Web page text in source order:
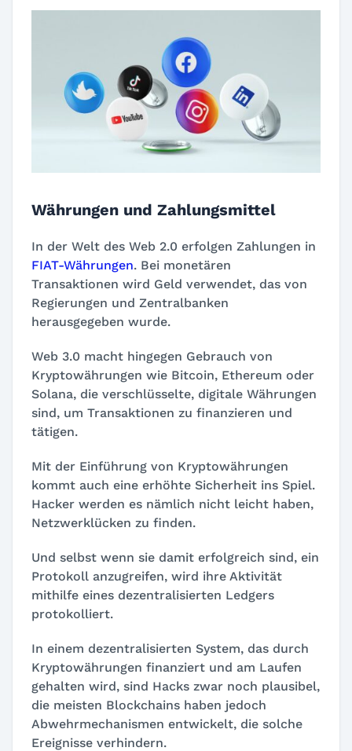
Währungen und Zahlungsmittel
In der Welt des Web 2.0 erfolgen Zahlungen in
FIAT-Währungen. Bei monetären
Transaktionen wird Geld verwendet, das von
Regierungen und Zentralbanken
herausgegeben wurde.
Web 3.0 macht hingegen Gebrauch von
Kryptowährungen wie Bitcoin, Ethereum oder
Solana, die verschlüsselte, digitale Währungen
sind, um Transaktionen zu finanzieren und
tätigen.
Mit der Einführung von Kryptowährungen
kommt auch eine erhöhte Sicherheit ins Spiel.
Hacker werden es nämlich nicht leicht haben,
Netzwerklücken zu finden.
Und selbst wenn sie damit erfolgreich sind, ein
Protokoll anzugreifen, wird ihre Aktivität
mithilfe eines dezentralisierten Ledgers
protokolliert.
In einem dezentralisierten System, das durch
Kryptowährungen finanziert und am Laufen
gehalten wird, sind Hacks zwar noch plausibel,
die meisten Blockchains haben jedoch
Abwehrmechanismen entwickelt, die solche
Ereignisse verhindern.